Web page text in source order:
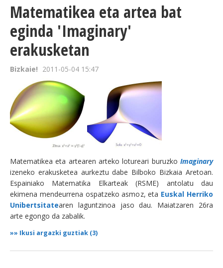
Matematikea eta artea bat
eginda 'Imaginary'
erakusketan
Bizkaie! 2011-05-04 15:47
Matematikea eta artearen arteko lotureari buruzko Imaginary
izeneko erakusketea aurkeztu dabe Bilboko Bizkaia Aretoan.
Espainiako Matematika Elkarteak (RSME) antolatu dau
ekimena mendeurrena ospatzeko asmoz, eta Euskal Herriko
Unibertsitatearen laguntzinoa jaso dau. Maiatzaren 26ra
arte egongo da zabalik.
»» Ikusi argazki guztiak (3)